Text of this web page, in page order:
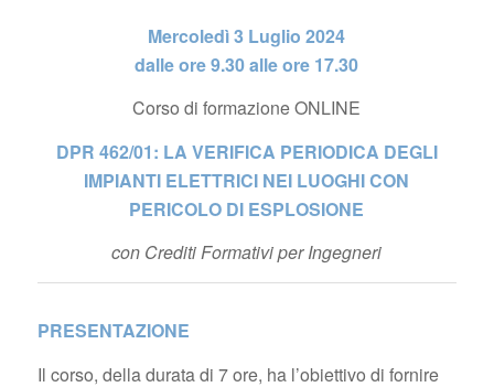
Mercoledì 3 Luglio 2024
dalle ore 9.30 alle ore 17.30
Corso di formazione ONLINE
DPR 462/01: LA VERIFICA PERIODICA DEGLI
IMPIANTI ELETTRICI NEI LUOGHI CON
PERICOLO DI ESPLOSIONE
con Crediti Formativi per Ingegneri
PRESENTAZIONE
Il corso, della durata di 7 ore, ha l’obiettivo di fornire